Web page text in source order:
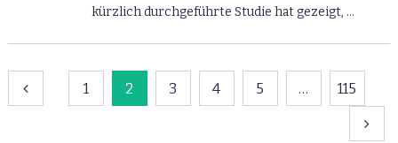
kürzlich durchgeführte Studie hat gezeigt, …
Beitragsnavigation
1 2 3 4 5 … 115